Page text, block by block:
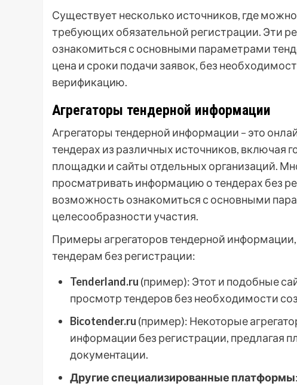
Существует несколько источников, где
требующих обязательной регистрации. Эти
ознакомиться с основными параметрами
цена и сроки подачи заявок, без
верификацию.
Агрегаторы тендерной информации
Агрегаторы тендерной информации – это
тендерах из различных источников, включая
площадки и сайты отдельных организаций.
просматривать информацию о тендерах без
возможность ознакомиться с основными
целесообразности участия.
Примеры агрегаторов тендерной
тендерам без регистрации:
Tenderland.ru (пример): Этот и подобные
просмотр тендеров без необходимости
Bicotender.ru (пример): Некоторые
информации без регистрации, предлагая
документации.
Другие специализированные платформы